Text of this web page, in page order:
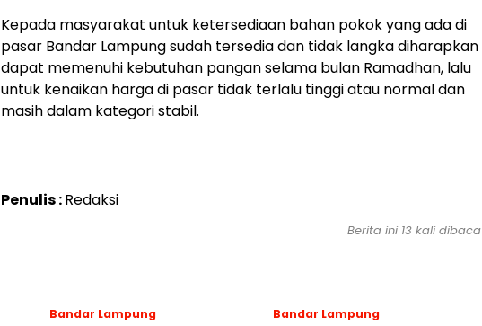
Kepada masyarakat untuk ketersediaan bahan pokok yang ada di
pasar Bandar Lampung sudah tersedia dan tidak langka diharapkan
dapat memenuhi kebutuhan pangan selama bulan Ramadhan, lalu
untuk kenaikan harga di pasar tidak terlalu tinggi atau normal dan
masih dalam kategori stabil.
Penulis :Redaksi
Berita ini 13 kali dibaca
Bandar Lampung Bandar Lampung